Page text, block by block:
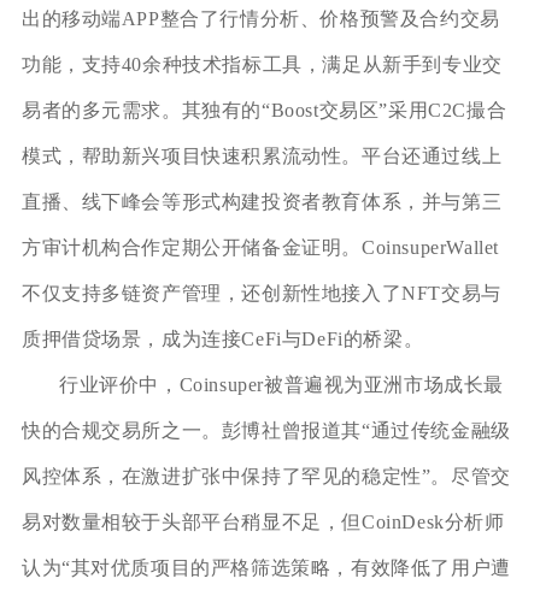
出的移动端APP整合了行情分析、价格预警及合约交易
功能，支持40余种技术指标工具，满足从新手到专业交
易者的多元需求。其独有的“Boost交易区”采用C2C撮合
模式，帮助新兴项目快速积累流动性。平台还通过线上
直播、线下峰会等形式构建投资者教育体系，并与第三
方审计机构合作定期公开储备金证明。CoinsuperWallet
不仅支持多链资产管理，还创新性地接入了NFT交易与
质押借贷场景，成为连接CeFi与DeFi的桥梁。
行业评价中，Coinsuper被普遍视为亚洲市场成长最
快的合规交易所之一。彭博社曾报道其“通过传统金融级
风控体系，在激进扩张中保持了罕见的稳定性”。尽管交
易对数量相较于头部平台稍显不足，但CoinDesk分析师
认为“其对优质项目的严格筛选策略，有效降低了用户遭